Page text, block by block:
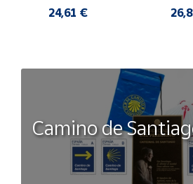
24,61 €
Camino de